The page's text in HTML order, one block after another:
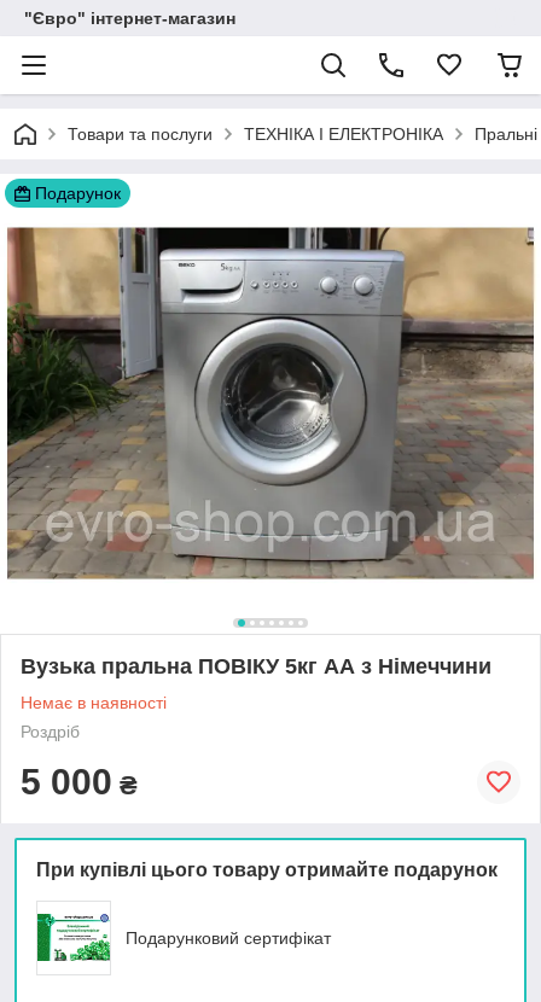
"Євро" інтернет-магазин
Товари та послуги ТЕХНІКА І ЕЛЕКТРОНІКА
Подарунок
Вузька пральна ПОВІКУ 5кг АА з Німеччини
Немає в наявності
Роздріб
5 000 ₴
При купівлі цього товару отримайте подарунок
Подарунковий сертифікат